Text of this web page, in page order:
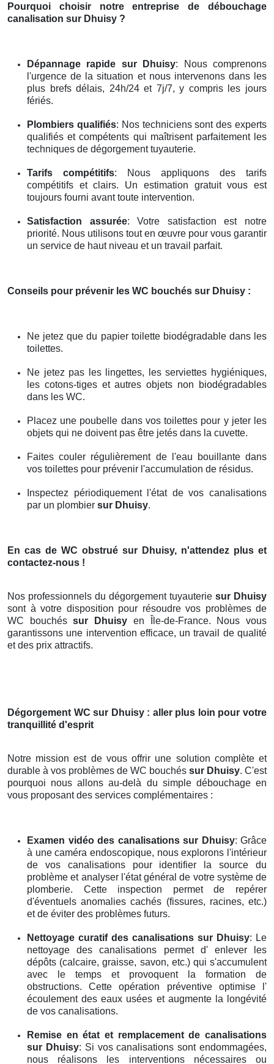
Pourquoi choisir notre entreprise de débouchage
canalisation sur Dhuisy ?
Dépannage rapide sur Dhuisy: Nous comprenons
l'urgence de la situation et nous intervenons dans les
plus brefs délais, 24h/24 et 7j/7, y compris les jours
fériés.
Plombiers qualifiés: Nos techniciens sont des experts
qualifiés et compétents qui maîtrisent parfaitement les
techniques de dégorgement tuyauterie.
Tarifs compétitifs: Nous appliquons des tarifs
compétitifs et clairs. Un estimation gratuit vous est
toujours fourni avant toute intervention.
Satisfaction assurée: Votre satisfaction est notre
priorité. Nous utilisons tout en œuvre pour vous garantir
un service de haut niveau et un travail parfait.
Conseils pour prévenir les WC bouchés sur Dhuisy :
Ne jetez que du papier toilette biodégradable dans les
toilettes.
Ne jetez pas les lingettes, les serviettes hygiéniques,
les cotons-tiges et autres objets non biodégradables
dans les WC.
Placez une poubelle dans vos toilettes pour y jeter les
objets qui ne doivent pas être jetés dans la cuvette.
Faites couler régulièrement de l'eau bouillante dans
vos toilettes pour prévenir l'accumulation de résidus.
Inspectez périodiquement l'état de vos canalisations
par un plombier sur Dhuisy.
En cas de WC obstrué sur Dhuisy, n'attendez plus et
contactez-nous !
Nos professionnels du dégorgement tuyauterie sur Dhuisy
sont à votre disposition pour résoudre vos problèmes de
WC bouchéssur Dhuisy en Île-de-France. Nous vous
garantissons une intervention efficace, un travail de qualité
et des prix attractifs.
Dégorgement WCsur Dhuisy: aller plus loin pour votre
tranquillité d'esprit
Notre mission est de vous offrir une solution complète et
durable à vos problèmes de WC bouchés sur Dhuisy. C'est
pourquoi nous allons au-delà du simple débouchage en
vous proposant des services complémentaires :
Examen vidéo des canalisations sur Dhuisy: Grâce
à une caméra endoscopique, nous explorons l'intérieur
de vos canalisations pour identifier la source du
problème et analyser l'état général de votre système de
plomberie. Cette inspection permet de repérer
d'éventuels anomalies cachés (fissures, racines, etc.)
et de éviter des problèmes futurs.
Nettoyage curatif des canalisations sur Dhuisy: Le
nettoyage des canalisations permet d' enlever les
dépôts (calcaire, graisse, savon, etc.) qui s'accumulent
avec le temps et provoquent la formation de
obstructions. Cette opération préventive optimise l'
écoulement des eaux usées et augmente la longévité
de vos canalisations.
Remise en état et remplacement de canalisations
sur Dhuisy: Si vos canalisations sont endommagées,
nous réalisons les interventions nécessaires ou